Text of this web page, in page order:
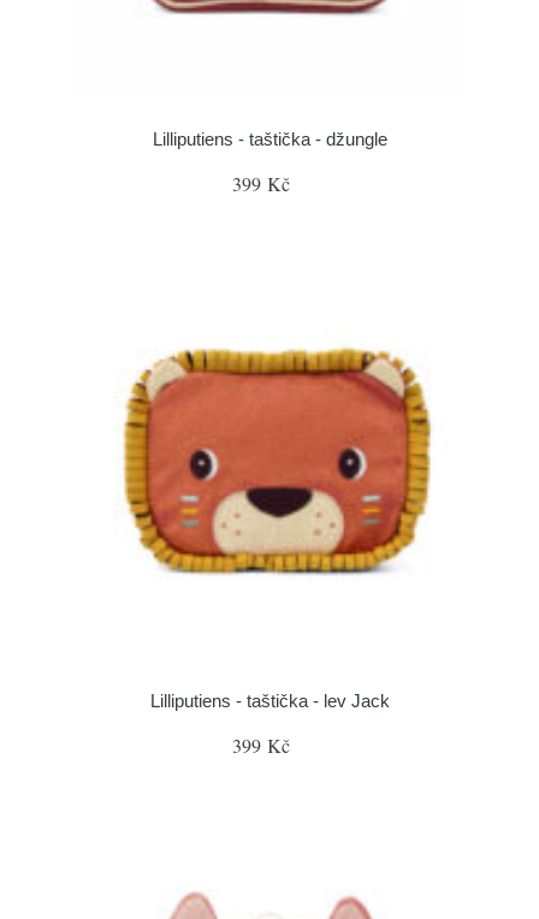
Lilliputiens - taštička - džungle
399 Kč
Lilliputiens - taštička - lev Jack
399 Kč